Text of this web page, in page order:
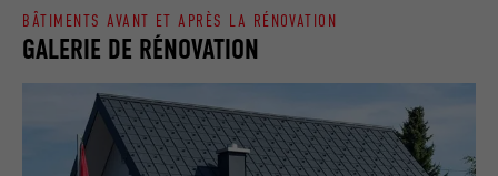
GALERIE DE RÉNOVATION
BÂTIMENTS AVANT ET APRÈS LA RÉNOVATION
UTILITÉ
Internet contient une fenêtre « Suivez-
nous » intégrée.
NOM bcookie